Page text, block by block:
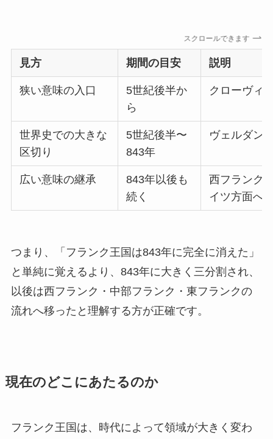
スクロールできます
見方 期間の目安 説明
狭い意味の入口
5世紀後半か
ら
クローヴィ
世界史での大きな
区切り
5世紀後半〜
843年
ヴェルダン
広い意味の継承
843年以後も
続く
西フランク
イツ方面へ
つまり、「フランク王国は843年に完全に消えた」
と単純に覚えるより、843年に大きく三分割され、
以後は西フランク・中部フランク・東フランクの
流れへ移ったと理解する方が正確です。
現在のどこにあたるのか
フランク王国は、時代によって領域が大きく変わ